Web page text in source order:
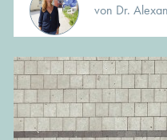
von Dr.